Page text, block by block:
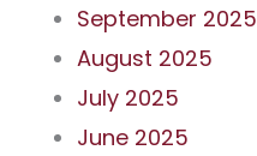
September 2025
August 2025
July 2025
June 2025